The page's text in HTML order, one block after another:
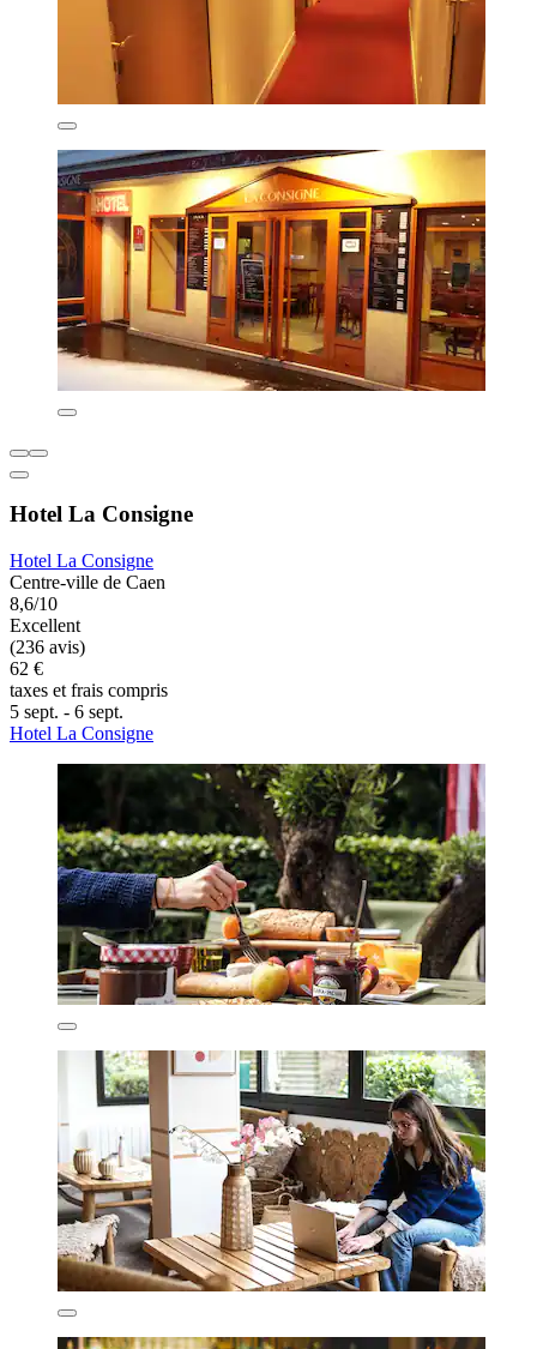
Hotel La Consigne
Hotel La Consigne
Centre-ville de Caen
8,6/10
Excellent
(236 avis)
62 €
taxes et frais compris
5 sept. - 6 sept.
Hotel La Consigne